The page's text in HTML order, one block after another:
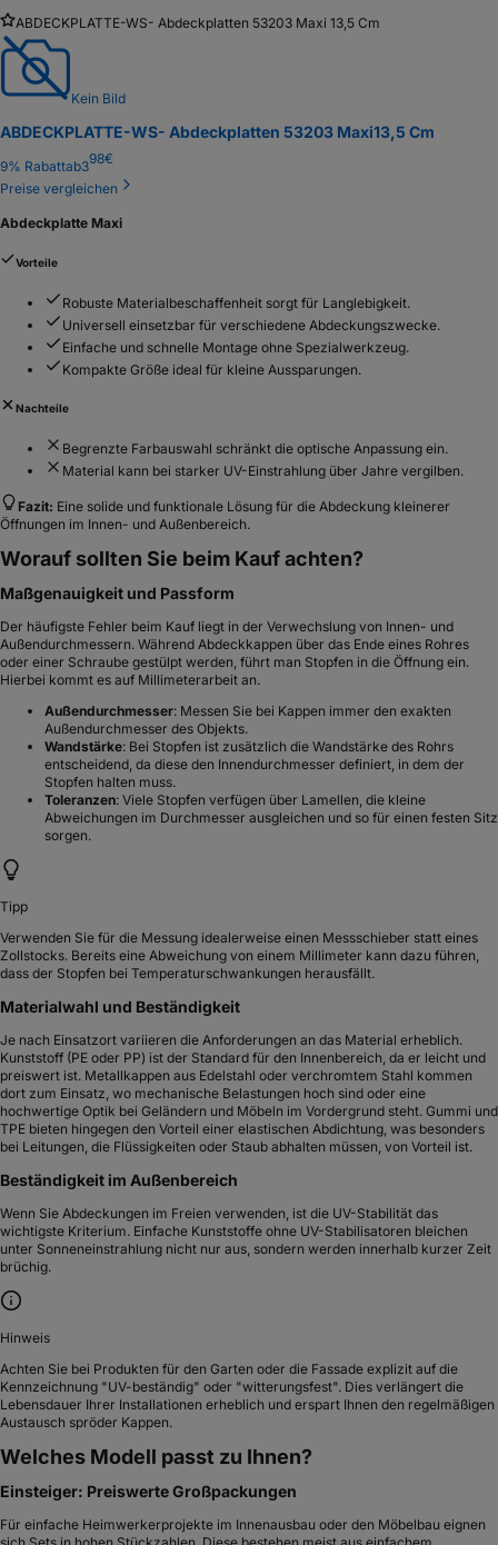
ABDECKPLATTE-WS- Abdeckplatten 53203 Maxi 13,5 Cm
Kein Bild
ABDECKPLATTE-WS- Abdeckplatten 53203 Maxi13,5 Cm
9% Rabattab398€
Preise vergleichen
Abdeckplatte Maxi
Vorteile
Robuste Materialbeschaffenheit sorgt für Langlebigkeit.
Universell einsetzbar für verschiedene Abdeckungszwecke.
Einfache und schnelle Montage ohne Spezialwerkzeug.
Kompakte Größe ideal für kleine Aussparungen.
Nachteile
Begrenzte Farbauswahl schränkt die optische Anpassung ein.
Material kann bei starker UV-Einstrahlung über Jahre vergilben.
Fazit: Eine solide und funktionale Lösung für die Abdeckung kleinerer
Öffnungen im Innen- und Außenbereich.
Worauf sollten Sie beim Kauf achten?
Maßgenauigkeit und Passform
Der häufigste Fehler beim Kauf liegt in der Verwechslung von Innen- und
Außendurchmessern. Während Abdeckkappen über das Ende eines Rohres
oder einer Schraube gestülpt werden, führt man Stopfen in die Öffnung ein.
Hierbei kommt es auf Millimeterarbeit an.
Außendurchmesser: Messen Sie bei Kappen immer den exakten
Außendurchmesser des Objekts.
Wandstärke: Bei Stopfen ist zusätzlich die Wandstärke des Rohrs
entscheidend, da diese den Innendurchmesser definiert, in dem der
Stopfen halten muss.
Toleranzen: Viele Stopfen verfügen über Lamellen, die kleine
Abweichungen im Durchmesser ausgleichen und so für einen festen Sitz
sorgen.
Tipp
Verwenden Sie für die Messung idealerweise einen Messschieber statt eines
Zollstocks. Bereits eine Abweichung von einem Millimeter kann dazu führen,
dass der Stopfen bei Temperaturschwankungen herausfällt.
Materialwahl und Beständigkeit
Je nach Einsatzort variieren die Anforderungen an das Material erheblich.
Kunststoff (PE oder PP) ist der Standard für den Innenbereich, da er leicht und
preiswert ist. Metallkappen aus Edelstahl oder verchromtem Stahl kommen
dort zum Einsatz, wo mechanische Belastungen hoch sind oder eine
hochwertige Optik bei Geländern und Möbeln im Vordergrund steht. Gummi und
TPE bieten hingegen den Vorteil einer elastischen Abdichtung, was besonders
bei Leitungen, die Flüssigkeiten oder Staub abhalten müssen, von Vorteil ist.
Beständigkeit im Außenbereich
Wenn Sie Abdeckungen im Freien verwenden, ist die UV-Stabilität das
wichtigste Kriterium. Einfache Kunststoffe ohne UV-Stabilisatoren bleichen
unter Sonneneinstrahlung nicht nur aus, sondern werden innerhalb kurzer Zeit
brüchig.
Hinweis
Achten Sie bei Produkten für den Garten oder die Fassade explizit auf die
Kennzeichnung "UV-beständig" oder "witterungsfest". Dies verlängert die
Lebensdauer Ihrer Installationen erheblich und erspart Ihnen den regelmäßigen
Austausch spröder Kappen.
Welches Modell passt zu Ihnen?
Einsteiger: Preiswerte Großpackungen
Für einfache Heimwerkerprojekte im Innenausbau oder den Möbelbau eignen